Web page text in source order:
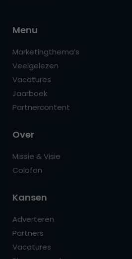
Menu
Marketingthema’s
Veelgelezen
Vacatures
Jaarboek
Partnercontent
Over
Missie & Visie
Colofon
Kansen
Adverteren
Partners
Vacatures